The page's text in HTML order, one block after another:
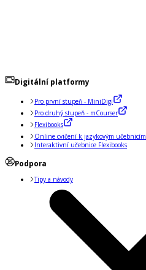
Digitální platformy
Pro první stupeň - MiniDigi
Pro druhý stupeň - mCourser
Flexibooks
Online cvičení k jazykovým učebnicím
Interaktivní učebnice Flexibooks
Podpora
Tipy a návody